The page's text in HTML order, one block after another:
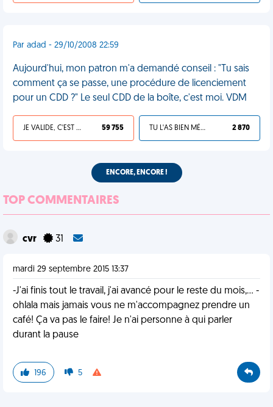
Par adad - 29/10/2008 22:59
Aujourd'hui, mon patron m'a demandé conseil : "Tu sais
comment ça se passe, une procédure de licenciement
pour un CDD ?" Le seul CDD de la boîte, c'est moi. VDM
JE VALIDE, C'EST UNE VDM 59 755 TU L'AS BIEN MÉRITÉ 2 870
ENCORE, ENCORE !
TOP COMMENTAIRES
cvr 31
mardi 29 septembre 2015 13:37
-J'ai finis tout le travail, j'ai avancé pour le reste du mois,... -
ohlala mais jamais vous ne m'accompagnez prendre un
café! Ça va pas le faire! Je n'ai personne à qui parler
durant la pause
196 5